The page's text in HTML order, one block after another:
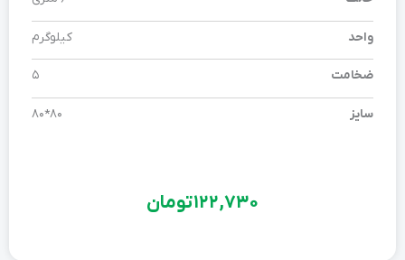
واحد کیلوگرم
ضخامت 5
سایز 80*80
122,730تومان